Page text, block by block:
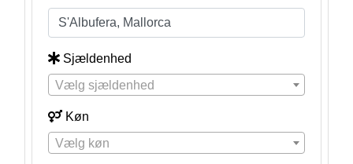
Sjældenhed
Vælg sjældenhed
Køn
Vælg køn